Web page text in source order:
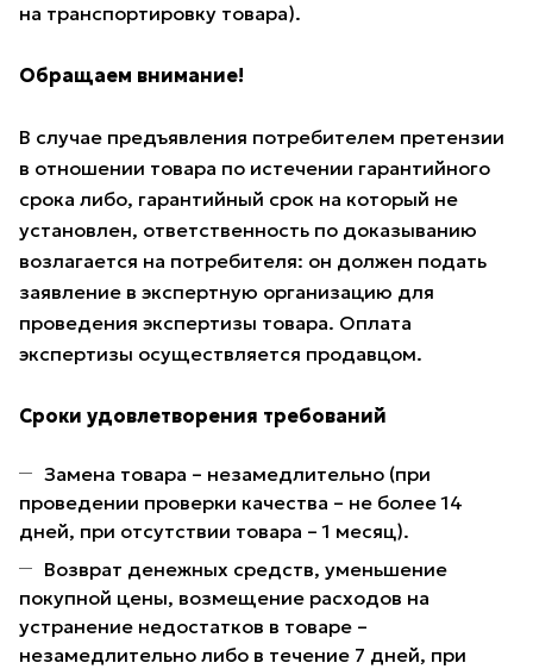
на транспортировку товара).
Обращаем внимание!
В случае предъявления потребителем претензии
в отношении товара по истечении гарантийного
срока либо, гарантийный срок на который не
установлен, ответственность по доказыванию
возлагается на потребителя: он должен подать
заявление в экспертную организацию для
проведения экспертизы товара. Оплата
экспертизы осуществляется продавцом.
Сроки удовлетворения требований
Замена товара – незамедлительно (при
проведении проверки качества – не более 14
дней, при отсутствии товара – 1 месяц).
Возврат денежных средств, уменьшение
покупной цены, возмещение расходов на
устранение недостатков в товаре –
незамедлительно либо в течение 7 дней, при